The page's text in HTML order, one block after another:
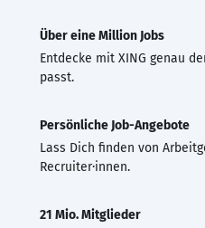
Über eine Million Jobs
Entdecke mit XING genau
passt.
Persönliche Job-Angebote
Lass Dich finden von
Recruiter·innen.
21 Mio. Mitglieder